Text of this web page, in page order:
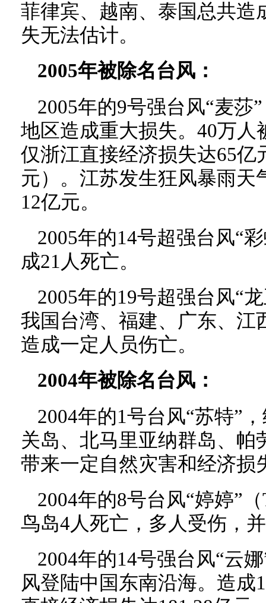
菲律宾、越南、泰国总共造
失无法估计。
2005年被除名台风：
2005年的9号强台风“麦莎
地区造成重大损失。40万
仅浙江直接经济损失达65亿
元）。江苏发生狂风暴雨天
12亿元。
2005年的14号超强台风“
成21人死亡。
2005年的19号超强台风“
我国台湾、福建、广东、江
造成一定人员伤亡。
2004年被除名台风：
2004年的1号台风“苏特”
关岛、北马里亚纳群岛、帕
带来一定自然灾害和经济
2004年的8号台风“婷婷”
鸟岛4人死亡，多人受伤，
2004年的14号强台风“云
风登陆中国东南沿海。造成